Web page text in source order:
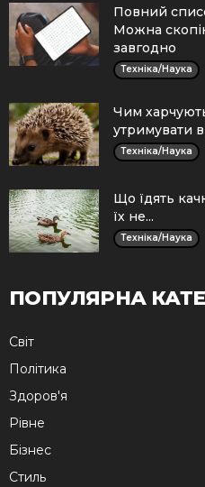
Повний
Можна
завгодно
Техніка/Наука
Чим
утримувати
Техніка/Наука
Що їдять
їх не...
Техніка/Наука
ПОПУЛЯРНА
Cвіт
Політика
Здоров'я
Рівне
Бізнес
Стиль